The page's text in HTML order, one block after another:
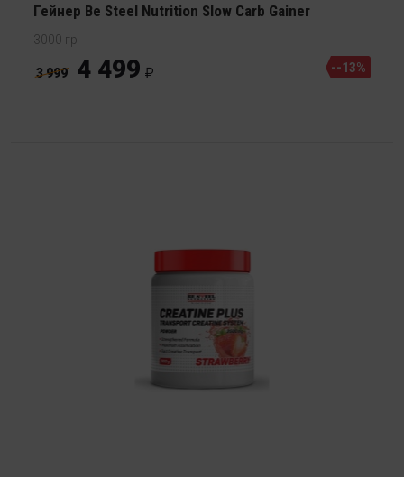
Гейнер Be Steel Nutrition Slow Carb Gainer
3000 гр
3 999 4 499 --13%